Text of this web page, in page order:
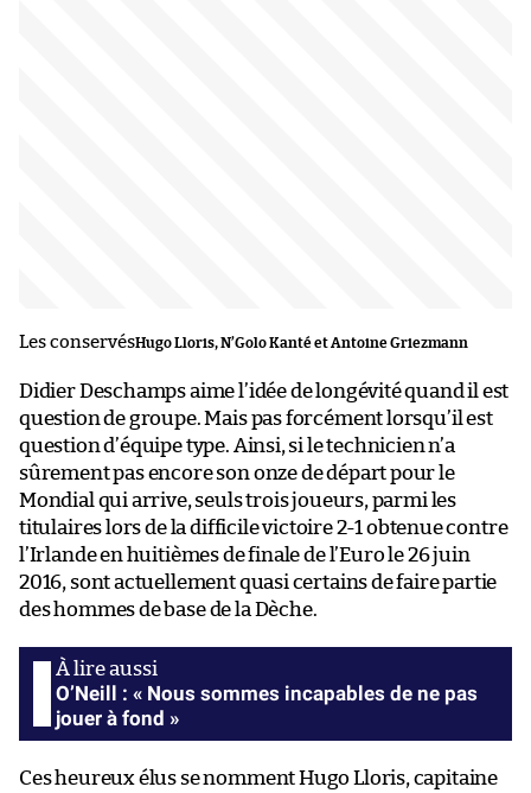
Les conservésHugo Lloris, N’Golo Kanté et Antoine Griezmann
Didier Deschamps aime l’idée de longévité quand il est
question de groupe. Mais pas forcément lorsqu’il est
question d’équipe type. Ainsi, si le technicien n’a
sûrement pas encore son onze de départ pour le
Mondial qui arrive, seuls trois joueurs, parmi les
titulaires lors de la difficile victoire 2-1 obtenue contre
l’Irlande en huitièmes de finale de l’Euro le 26 juin
2016, sont actuellement quasi certains de faire partie
des hommes de base de la Dèche.
O’Neill : « Nous sommes incapables de ne pas
jouer à fond »
Ces heureux élus se nomment Hugo Lloris, capitaine